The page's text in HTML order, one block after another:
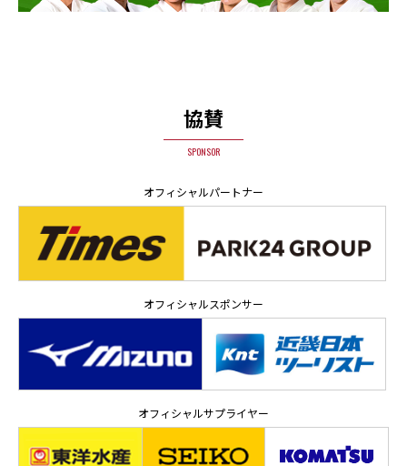
協賛
SPONSOR
オフィシャルパートナー
オフィシャルスポンサー
オフィシャルサプライヤー